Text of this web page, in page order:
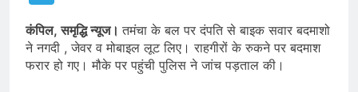
कंपिल, समृद्धि न्यूज।तमंचा के बल पर दंपति से बाइक सवार बदमाशो
ने नगदी , जेवर व मोबाइल लूट लिए। राहगीरों के रुकने पर बदमाश
फरार हो गए। मौके पर पहुंची पुलिस ने जांच पड़ताल की।